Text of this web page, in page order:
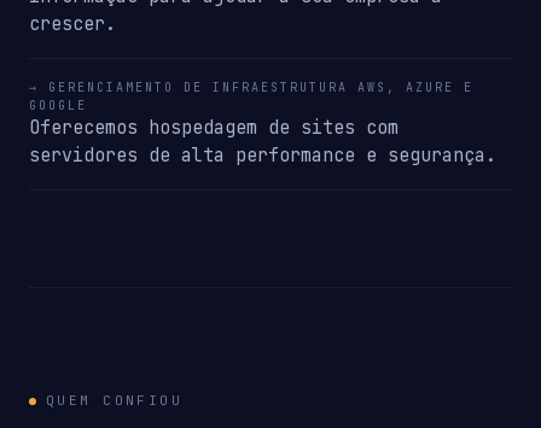
crescer.
→ GERENCIAMENTO DE INFRAESTRUTURA AWS, AZURE E
GOOGLE
Oferecemos hospedagem de sites com
servidores de alta performance e segurança.
QUEM CONFIOU